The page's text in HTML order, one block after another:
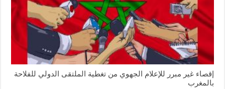
إقصاء غير مبرر للإعلام الجهوي من تغطية الملتقى الدولي للفلاحة
بالمغرب